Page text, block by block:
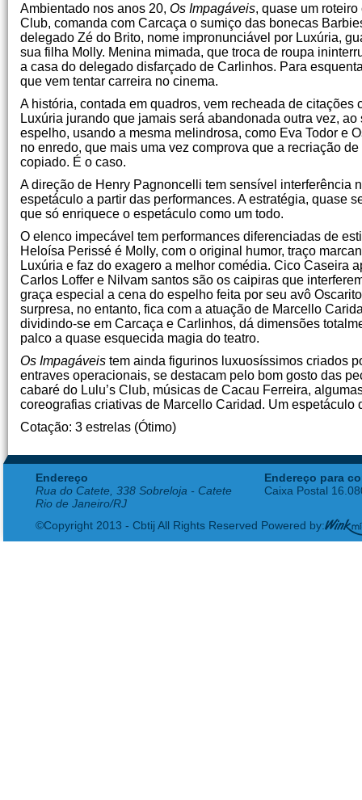
Ambientado nos anos 20, Os Impagáveis, quase um
Club, comanda com Carcaça o sumiço das bonecas
delegado Zé do Brito, nome impronunciável por Luxúria,
sua filha Molly. Menina mimada, que troca de roupa
a casa do delegado disfarçado de Carlinhos. Para
que vem tentar carreira no cinema.
A história, contada em quadros, vem recheada de
Luxúria jurando que jamais será abandonada outra vez,
espelho, usando a mesma melindrosa, como Eva Todor e
no enredo, que mais uma vez comprova que a recriação
copiado. É o caso.
A direção de Henry Pagnoncelli tem sensível interferência
espetáculo a partir das performances. A estratégia, quase
que só enriquece o espetáculo como um todo.
O elenco impecável tem performances diferenciadas de
Heloísa Perissé é Molly, com o original humor, traço
Luxúria e faz do exagero a melhor comédia. Cico Caseira
Carlos Loffer e Nilvam santos são os caipiras que
graça especial a cena do espelho feita por seu avô
surpresa, no entanto, fica com a atuação de Marcello
dividindo-se em Carcaça e Carlinhos, dá dimensões
palco a quase esquecida magia do teatro.
Os Impagáveis tem ainda figurinos luxuosíssimos criados
entraves operacionais, se destacam pelo bom gosto das
cabaré do Lulu’s Club, músicas de Cacau Ferreira,
coreografias criativas de Marcello Caridad. Um espetáculo
Cotação: 3 estrelas (Ótimo)
Endereço
Rua do Catete, 338 Sobreloja - Catete
Rio de Janeiro/RJ
Endereço para
Caixa Postal
©Copyright 2013 - Cbtij All Rights Reserved Powered by: